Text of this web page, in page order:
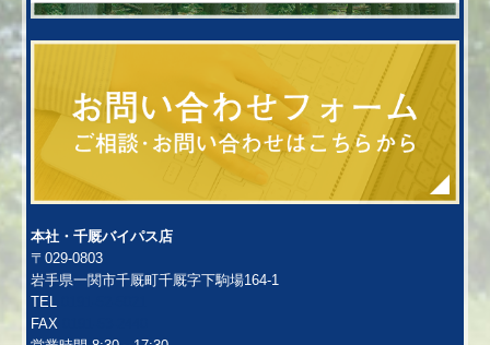
本社・千厩バイパス店
〒029-0803
岩手県一関市千厩町千厩字下駒場164‐1
TEL
FAX